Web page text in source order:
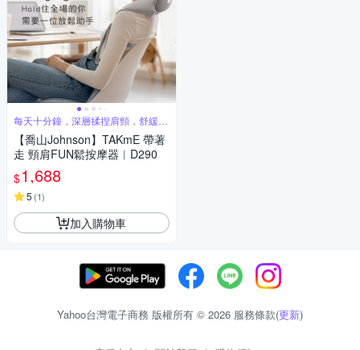
每天十分鐘，深層揉捏肩頸，舒緩肌
肉緊繃感
【喬山Johnson】TAKmE 帶著
走 頸肩FUN鬆按摩器︱D290
$1,688
5 (1)
加入購物車
Yahoo台灣電子商務 版權所有 © 2026 服務條款(更新)